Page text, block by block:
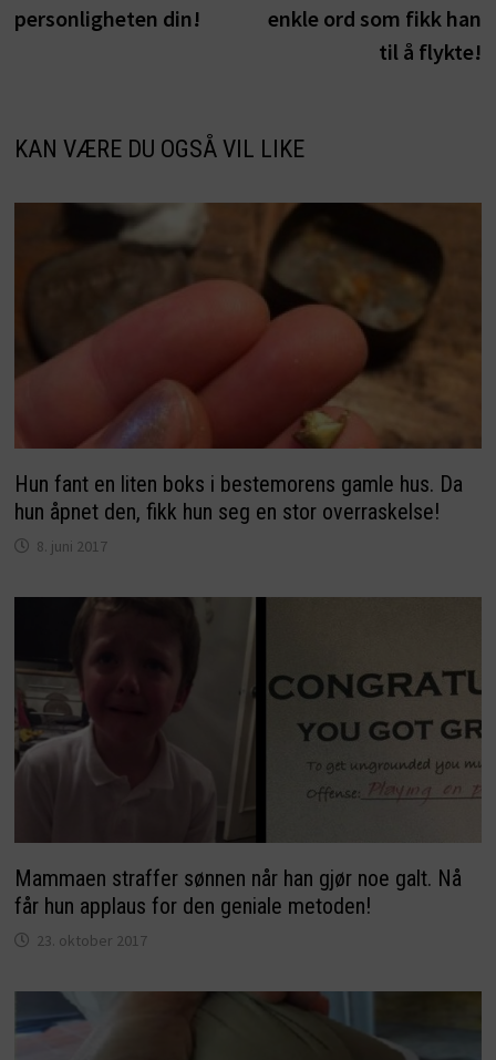
personligheten din!
enkle ord som fikk han
til å flykte!
KAN VÆRE DU OGSÅ VIL LIKE
Hun fant en liten boks i bestemorens gamle hus. Da
hun åpnet den, fikk hun seg en stor overraskelse!
8. juni 2017
Mammaen straffer sønnen når han gjør noe galt. Nå
får hun applaus for den geniale metoden!
23. oktober 2017